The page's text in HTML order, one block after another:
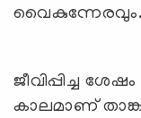
വൈകുന്നേരവും.
ജീവിപ്പിച്ച
കാലമാണ്